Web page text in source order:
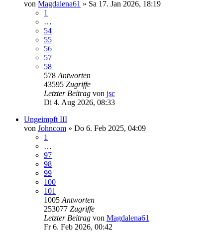
von Magdalena61 » Sa 17. Jan 2026, 18:19
1
…
54
55
56
57
58
578 Antworten
43595 Zugriffe
Letzter Beitrag von jsc
Di 4. Aug 2026, 08:33
Ungeimpft III
von Johncom » Do 6. Feb 2025, 04:09
1
…
97
98
99
100
101
1005 Antworten
253077 Zugriffe
Letzter Beitrag von Magdalena61
Fr 6. Feb 2026, 00:42